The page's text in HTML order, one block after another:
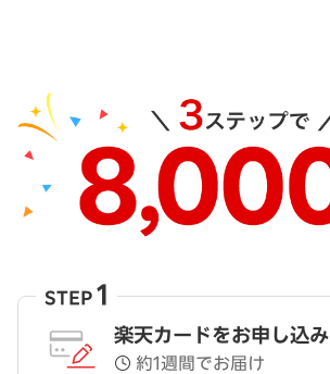
STEP 1
楽天カードをお申し込み
約1週間でお届け